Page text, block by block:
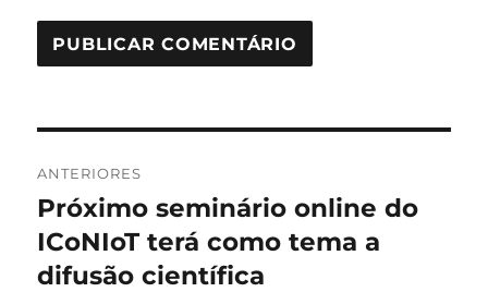
de
Post
ANTERIORES
Post
anterior:
Próximo seminário online do
ICoNIoT terá como tema a
difusão científica